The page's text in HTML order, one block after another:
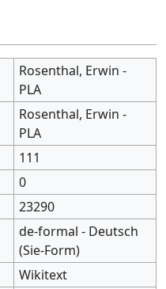
Rosenthal, Erwin -
PLA
Rosenthal, Erwin -
PLA
111
0
23290
de-formal - Deutsch
(Sie-Form)
Wikitext